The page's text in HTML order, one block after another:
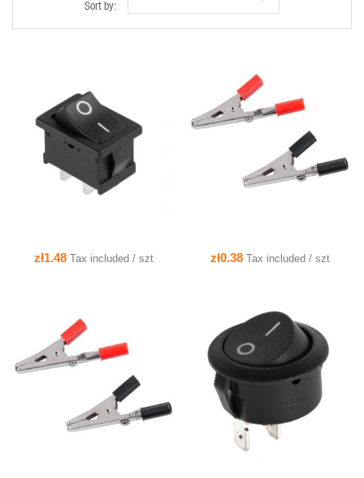
Sort by:
QUICK VIEW
zł1.48 Tax included / szt
QUICK VIEW
zł0.38 Tax included / szt
QUICK VIEW QUICK VIEW